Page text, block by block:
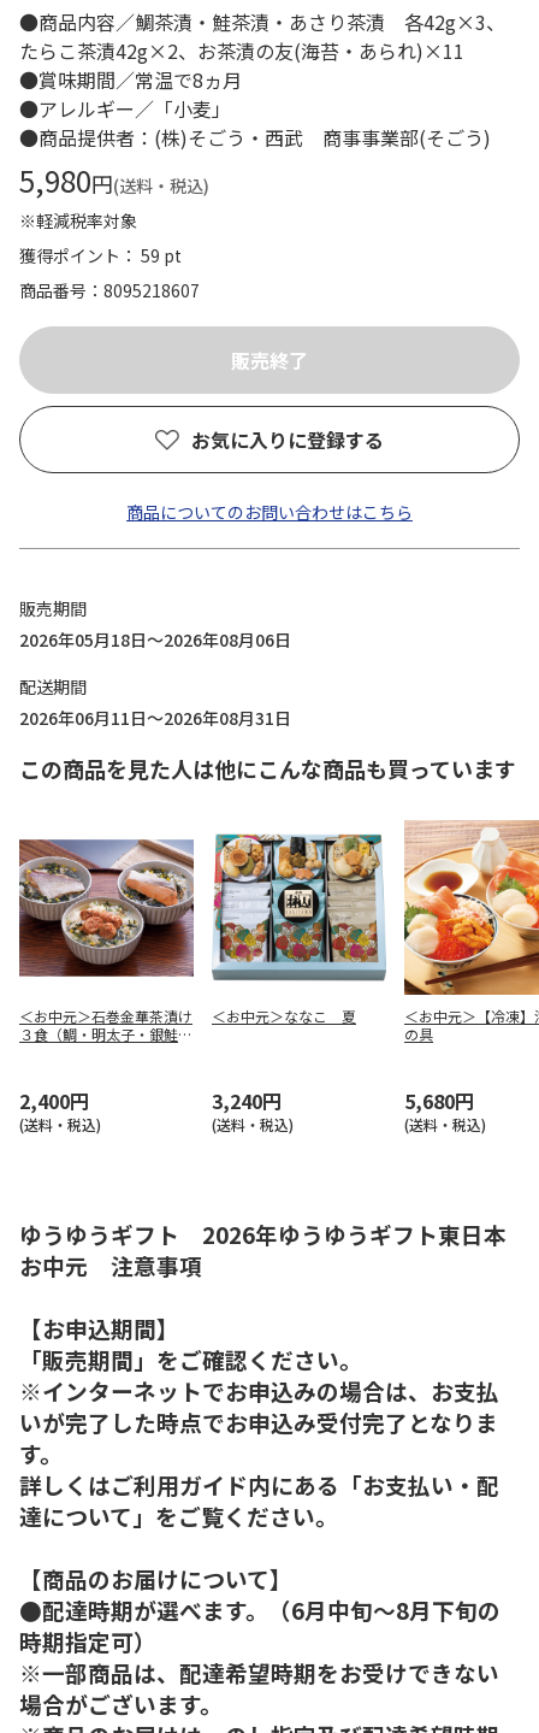
●商品内容／鯛茶漬・鮭茶漬・あさり茶漬 各42g×3、
たらこ茶漬42g×2、お茶漬の友(海苔・あられ)×11
●賞味期間／常温で8ヵ月
●アレルギー／「小麦」
●商品提供者：(株)そごう・西武 商事事業部(そごう)
5,980円(送料・税込)
※軽減税率対象
獲得ポイント： 59 pt
商品番号
8095218607
お気に入りに登録する
商品についてのお問い合わせはこちら
販売期間
2026年05月18日～2026年08月06日
配送期間
2026年06月11日～2026年08月31日
この商品を見た人は他にこんな商品も買っています
＜お中元＞石巻金華茶漬け
３食（鯛・明太子・銀鮭）
2,400円
(送料・税込)
＜お中元＞ななこ 夏
3,240円
(送料・税込)
＜お中元＞【冷凍】
の具
5,680円
(送料・税込)
ゆうゆうギフト 2026年ゆうゆうギフト東日本
お中元 注意事項
【お申込期間】
「販売期間」をご確認ください。
※インターネットでお申込みの場合は、お支払
いが完了した時点でお申込み受付完了となりま
す。
詳しくはご利用ガイド内にある「お支払い・配
達について」をご覧ください。
【商品のお届けについて】
●配達時期が選べます。（6月中旬～8月下旬の
時期指定可）
※一部商品は、配達希望時期をお受けできない
場合がございます。